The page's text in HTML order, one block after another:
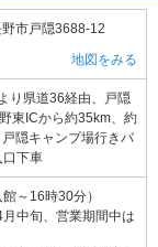
市戸隠3688-12
地図をみる
り県道36経由、戸隠
東ICから約35km、約
隠キャンプ場行きバ
口下車
～16時30分）
中旬、営業期間中は